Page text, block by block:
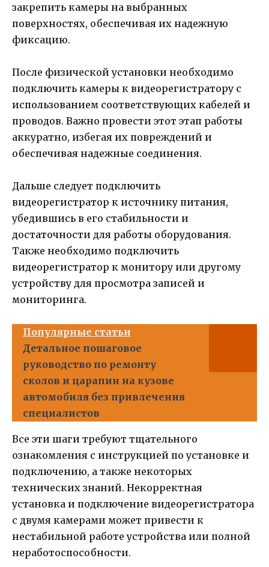
закрепить камеры на выбранных
поверхностях, обеспечивая их надежную
фиксацию.
После физической установки необходимо
подключить камеры к видеорегистратору с
использованием соответствующих кабелей и
проводов. Важно провести этот этап работы
аккуратно, избегая их повреждений и
обеспечивая надежные соединения.
Дальше следует подключить
видеорегистратор к источнику питания,
убедившись в его стабильности и
достаточности для работы оборудования.
Также необходимо подключить
видеорегистратор к монитору или другому
устройству для просмотра записей и
мониторинга.
Популярные статьи
Детальное пошаговое
руководство по ремонту
сколов и царапин на кузове
автомобиля без привлечения
специалистов
Все эти шаги требуют тщательного
ознакомления с инструкцией по установке и
подключению, а также некоторых
технических знаний. Некорректная
установка и подключение видеорегистратора
с двумя камерами может привести к
нестабильной работе устройства или полной
неработоспособности.